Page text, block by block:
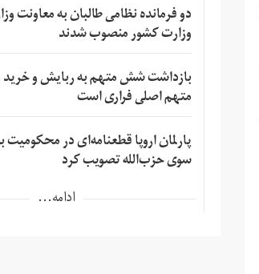
دو فرمانده نظامی طالبان به معاونت
وزارت کشور منصوب شدند
بازداشت شش متهم به ربایش و
متهم اصلی فراری است
پارلمان اروپا قطعنامه‌ای در محکومیت
سوی حزب‌الله تصویب کرد
ادامه...